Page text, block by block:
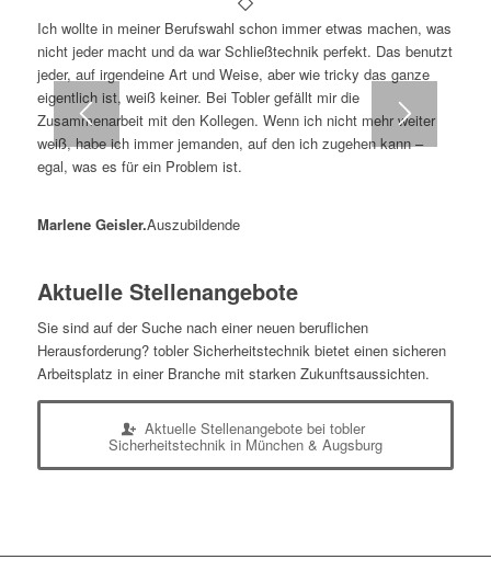
Aktuelle Stellenangebote
Sie sind auf der Suche nach einer neuen beruflichen
Herausforderung? tobler Sicherheitstechnik bietet einen sicheren
Arbeitsplatz in einer Branche mit starken Zukunftsaussichten.
Aktuelle Stellenangebote bei tobler
Sicherheitstechnik in München & Augsburg
Ich wollte in meiner Berufswahl schon immer etwas machen, was
nicht jeder macht und da war Schließtechnik perfekt. Das benutzt
jeder, auf irgendeine Art und Weise, aber wie tricky das ganze
eigentlich ist, weiß keiner. Bei Tobler gefällt mir die
Zusammenarbeit mit den Kollegen. Wenn ich nicht mehr weiter
weiß, habe ich immer jemanden, auf den ich zugehen kann –
egal, was es für ein Problem ist.
Marlene Geisler.Auszubildende